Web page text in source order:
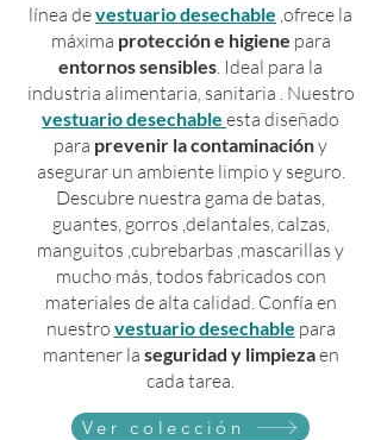
línea devestuario desechable ,ofrece la
máxima protección e higiene para
entornos sensibles . Ideal para la
industria alimentaria, sanitaria . Nuestro
vestuario desechable esta diseñado
para prevenir lacontaminacióny
asegurar un ambiente limpio y seguro.
Descubre nuestra gama de batas,
guantes, gorros ,delantales, calzas,
manguitos ,cubrebarbas ,mascarillas y
mucho más, todos fabricados con
materiales de alta calidad. Confía en
nuestro vestuario desechable para
mantener la seguridad y limpiezaen
cada tarea.
Ver colección